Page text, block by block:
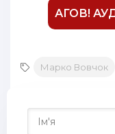
АГОВ!
Марко Вовчок